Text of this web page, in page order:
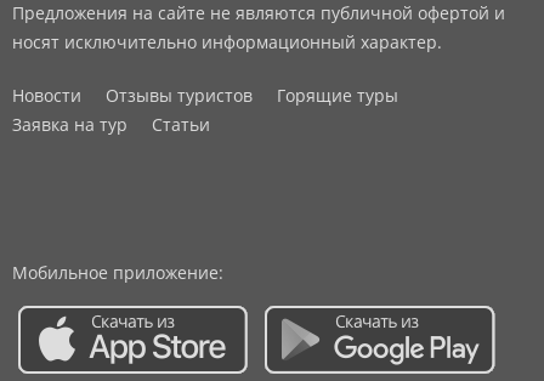
Предложения на сайте не являются публичной офертой и
носят исключительно информационный характер.
Новости Отзывы туристов
Горящие туры
Заявка на тур
Статьи
Мобильное приложение: